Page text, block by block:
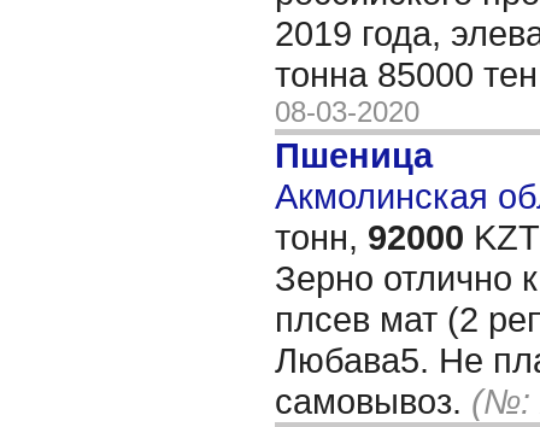
2019 года,
тонна 85000
08-03-2020
Пшеница
Акмолинская
тонн, 92000
Зерно отлично
плсев мат (2
Любава5. Не
самовывоз. (№: